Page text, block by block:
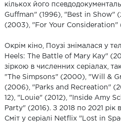
кількох його
Guffman" (1996), "Best in Show"
(2003), "For Your Consideration"
Окрім кіно, Поузі знімалася у
Heels: The Battle of Mary Kay"
зіркою в численних серіалах,
"The Simpsons" (2000), "Will &
(2006), "Parks and Recreation"
12), "Louie" (2012), "Inside Amy
Party" (2016). З 2018 по 2021 рік
Сміт у серіалі Netflix "Lost in